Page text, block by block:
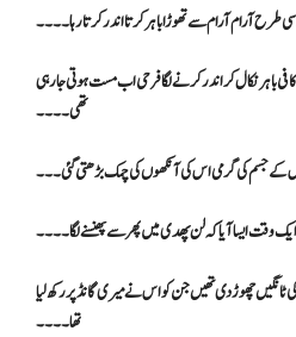
طرح آرام آرام سے تھوڑا باہر کرتا اندر کرتا رہا۔۔۔۔
باہر نکال کر اندر کرنے لگا فرحی اب مست ہوتی جا رہی
تھی۔۔۔۔
اس کے جسم کی گرمی اس کی آنکھوں کی چمک بڑھتی گئی۔۔۔
وقت ایسا آیا کہ لن پھدی میں پھر سے پھنسنے لگا ۔۔۔۔
چھوڑ دی تھیں جن کو اس نے میری گانڈ پر رکھ لیا
تھا۔۔۔۔